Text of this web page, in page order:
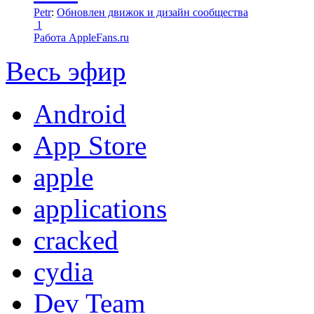
Petr: Обновлен движок и дизайн сообщества
1
Работа AppleFans.ru
Весь эфир
Android
App Store
apple
applications
cracked
cydia
Dev Team